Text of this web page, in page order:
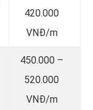
420.000
VNĐ/m
450.000 –
520.000
VNĐ/m